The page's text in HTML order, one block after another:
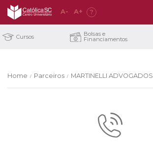
A- A+ ?
Cursos Bolsas e
Financiamentos
Home / Parceiros / MARTINELLI ADVOGADOS